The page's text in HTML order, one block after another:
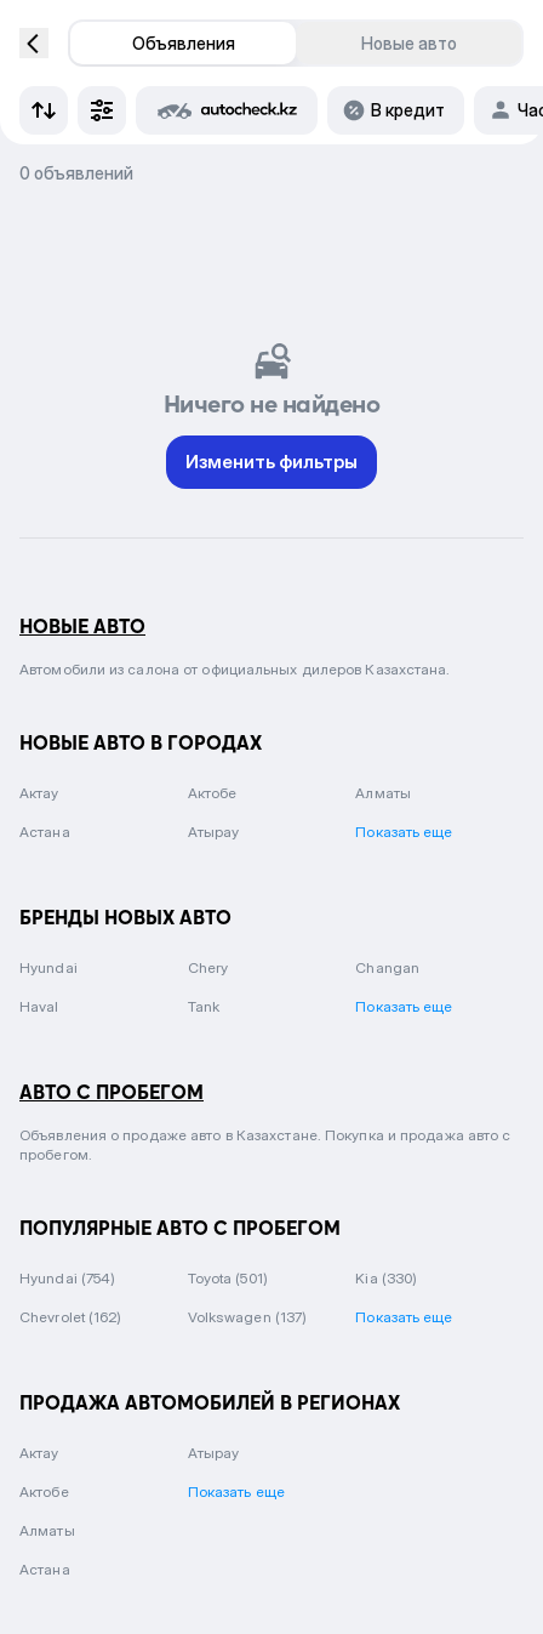
Объявления Новые авто
В кредит
0 объявлений
Ничего не найдено
Изменить фильтры
НОВЫЕ АВТО
Автомобили из салона от официальных дилеров Казахстана.
НОВЫЕ АВТО В ГОРОДАХ
Актау Актобе Алматы
Астана Атырау Показать еще
БРЕНДЫ НОВЫХ АВТО
Hyundai Chery Changan
Haval Tank Показать еще
АВТО С ПРОБЕГОМ
Объявления о продаже авто в Казахстане. Покупка и продажа авто с
пробегом.
ПОПУЛЯРНЫЕ АВТО С ПРОБЕГОМ
Hyundai (754) Toyota (501) Kia (330)
Chevrolet (162) Volkswagen (137) Показать еще
ПРОДАЖА АВТОМОБИЛЕЙ В РЕГИОНАХ
Актау
Актобе
Алматы
Астана
Атырау
Показать еще